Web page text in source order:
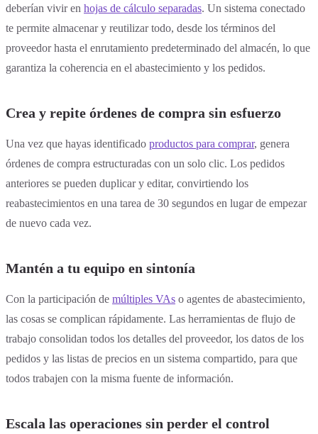
deberían vivir en hojas de cálculo separadas. Un sistema conectado
te permite almacenar y reutilizar todo, desde los términos del
proveedor hasta el enrutamiento predeterminado del almacén, lo que
garantiza la coherencia en el abastecimiento y los pedidos.
Crea y repite órdenes de compra sin esfuerzo
Una vez que hayas identificado productos para comprar, genera
órdenes de compra estructuradas con un solo clic. Los pedidos
anteriores se pueden duplicar y editar, convirtiendo los
reabastecimientos en una tarea de 30 segundos en lugar de empezar
de nuevo cada vez.
Mantén a tu equipo en sintonía
Con la participación de múltiples VAs o agentes de abastecimiento,
las cosas se complican rápidamente. Las herramientas de flujo de
trabajo consolidan todos los detalles del proveedor, los datos de los
pedidos y las listas de precios en un sistema compartido, para que
todos trabajen con la misma fuente de información.
Escala las operaciones sin perder el control